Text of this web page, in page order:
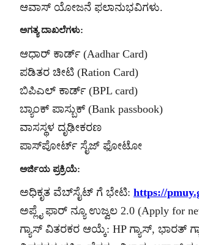
ಆವಾಸ್ ಯೋಜನೆ ಫಲಾನುಭವಿಗಳು.
ಅಗತ್ಯ ದಾಖಲೆಗಳು:
ಆಧಾರ್ ಕಾರ್ಡ್ (Aadhar Card)
ಪಡಿತರ ಚೀಟಿ (Ration Card)
ಬಿಪಿಎಲ್ ಕಾರ್ಡ್ (BPL card)
ಬ್ಯಾಂಕ್ ಪಾಸ್ಬುಕ್ (Bank passbook)
ವಾಸಸ್ಥಳ ದೃಢೀಕರಣ
ಪಾಸ್‌ಪೋರ್ಟ್ ಸೈಜ್ ಫೋಟೋ
ಅರ್ಜಿಯ ಪ್ರಕ್ರಿಯೆ:
ಅಧಿಕೃತ ವೆಬ್‌ಸೈಟ್ ಗೆ ಭೇಟಿ: https://
ಅಪ್ಲೈ ಫಾರ್ ನ್ಯೂ ಉಜ್ವಲ 2.0 (Apply for
ಗ್ಯಾಸ್ ವಿತರಕರ ಆಯ್ಕೆ: HP ಗ್ಯಾಸ್, ಭಾರತ್